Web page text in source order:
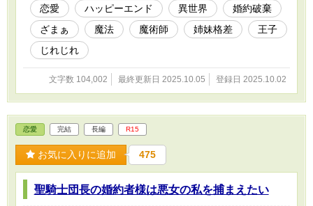
す。恋愛 ハッピーエンド 異世界
婚約破棄
ざまぁ
魔法 魔術師 姉妹格差
王子
じれじれ
文字数 104,002 最終更新日 2025.10.05 登録日 2025.10.02
恋愛 完結 長編 R15
お気に入りに追加 475
聖騎士団長の婚約者様は悪女の私を捕まえたい